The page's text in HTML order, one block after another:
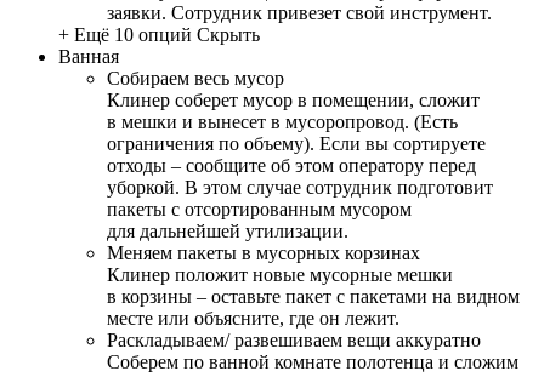
заявки. Сотрудник привезет свой инструмент.
+ Ещё 10 опций Скрыть
Ванная
Собираем весь мусор
Клинер соберет мусор в помещении, сложит
в мешки и вынесет в мусоропровод. (Есть
ограничения по объему). Если вы сортируете
отходы – сообщите об этом оператору перед
уборкой. В этом случае сотрудник подготовит
пакеты с отсортированным мусором
для дальнейшей утилизации.
Меняем пакеты в мусорных корзинах
Клинер положит новые мусорные мешки
в корзины – оставьте пакет с пакетами на видном
месте или объясните, где он лежит.
Раскладываем/ развешиваем вещи аккуратно
Соберем по ванной комнате полотенца и сложим